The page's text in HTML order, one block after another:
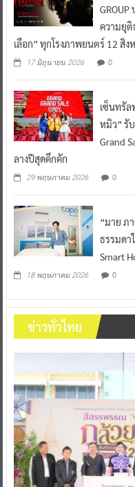
ความยุติ
เลือก” ทุกโรงภาพยนตร์ 12 สิง
17 มิถุนายน 2026 0
เซ็นทรั
หมิว” รั
Grand
ลางปีสุดคึกคัก
29 พฤษภาคม 2026 0
“มาย ภ
ธรรมดา
Smart
18 พฤษภาคม 2026 0
ข่าวทั่วไทย